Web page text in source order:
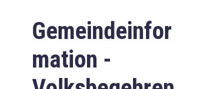
Gemeindeinfor
mation -